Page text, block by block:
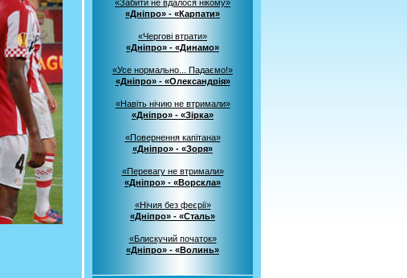
«Забити не вдалося нікому»
«Дніпро» - «Карпати»
«Чергові втрати»
«Дніпро» - «Динамо»
«Усе нормально... Падаємо!»
«Дніпро» - «Олександрія»
«Навіть нічию не втримали»
«Дніпро» - «Зірка»
«Повернення капітана»
«Дніпро» - «Зоря»
«Перевагу не втримали»
«Дніпро» - «Ворскла»
«Нічия без феєрії»
«Дніпро» - «Сталь»
«Блискучий початок»
«Дніпро» - «Волинь»